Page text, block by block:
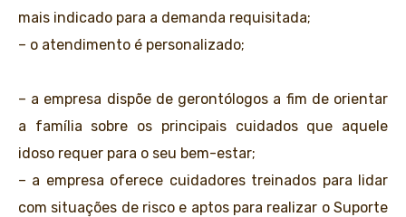
mais indicado para a demanda requisitada;
– o atendimento é personalizado;
– a empresa dispõe de gerontólogos a fim de orientar
a família sobre os principais cuidados que aquele
idoso requer para o seu bem-estar;
– a empresa oferece cuidadores treinados para lidar
com situações de risco e aptos para realizar o Suporte